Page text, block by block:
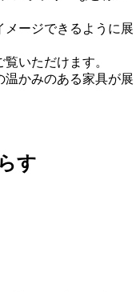
ージできるように展
いただけます。
かみのある家具が展